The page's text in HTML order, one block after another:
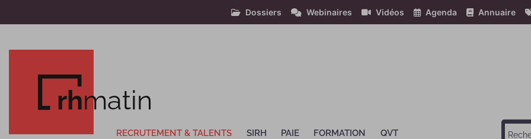
Dossiers Webinaires Vidéos Agenda Annuaire
rhmatin
RECRUTEMENT & TALENTS SIRH PAIE FORMATION QVT